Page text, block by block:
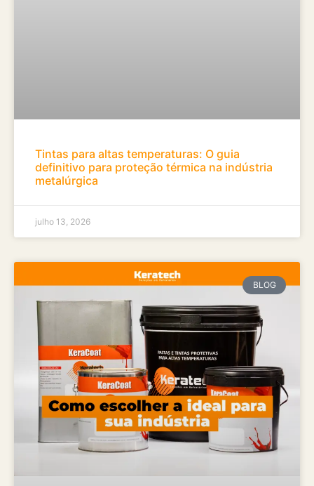
Tintas para altas temperaturas: O guia
definitivo para proteção térmica na indústria
metalúrgica
julho 13, 2026
BLOG